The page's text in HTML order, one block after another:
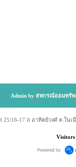
Admin by สหกรณ์ออมทรั
16-17 ถ.อาทิตย์วงศ์ ต.ในเ
Visitors